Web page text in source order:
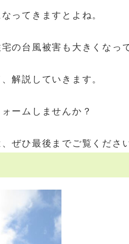
ってきますとよね。
の台風被害も大きくなっ
解説していきます。
ームしませんか？
ぜひ最後までご覧くださ